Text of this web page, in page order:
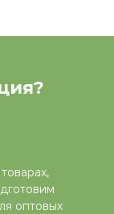
оптовых